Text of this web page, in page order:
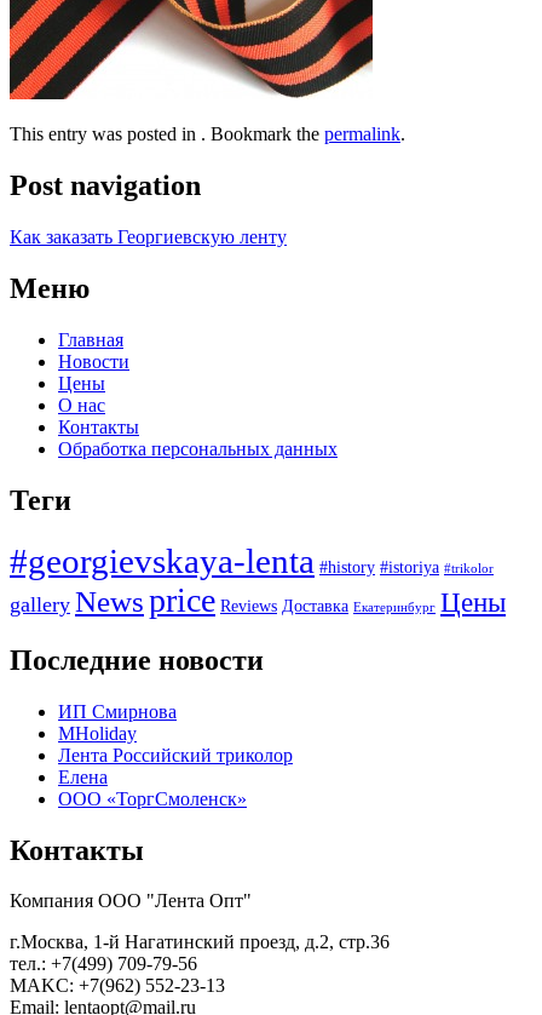
This entry was posted in . Bookmark the permalink.
Post navigation
Как заказать Георгиевскую ленту
Меню
Главная
Новости
Цены
О нас
Контакты
Обработка персональных данных
Теги
#georgievskaya-lenta #history #istoriya #trikolor
gallery Newsprice Reviews Доставка Екатеринбург Цены
Последние новости
ИП Смирнова
MHoliday
Лента Российский триколор
Елена
ООО «ТоргСмоленск»
Контакты
Компания ООО "Лента Опт"
г.Москва, 1-й Нагатинский проезд, д.2, стр.36
тел.: +7(499) 709-79-56
MAKC: +7(962) 552-23-13
Email: lentaopt@mail.ru